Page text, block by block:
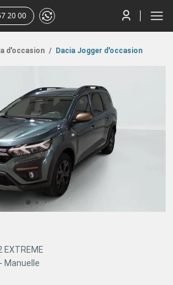
20 00
d'occasion / Dacia Jogger d'occasion
EXTREME
Manuelle